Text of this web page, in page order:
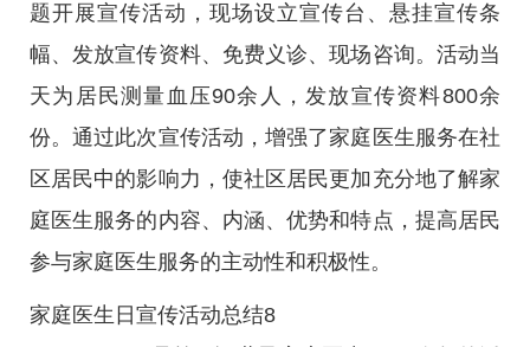
题开展宣传活动，现场设立宣传台、悬挂宣传条
幅、发放宣传资料、免费义诊、现场咨询。活动当
天为居民测量血压90余人，发放宣传资料800余
份。通过此次宣传活动，增强了家庭医生服务在社
区居民中的影响力，使社区居民更加充分地了解家
庭医生服务的内容、内涵、优势和特点，提高居民
参与家庭医生服务的主动性和积极性。
家庭医生日宣传活动总结8